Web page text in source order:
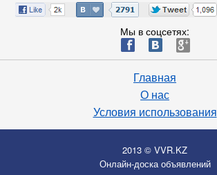
Мы в соцсетях:
ä æ è
Главная
О нас
Условия использования
2013 © VVR.KZ
Онлайн-доска объявлений